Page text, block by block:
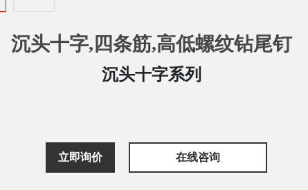
沉头十字,四条筋,高低螺纹钻尾钉
沉头十字系列
立即询价 在线咨询